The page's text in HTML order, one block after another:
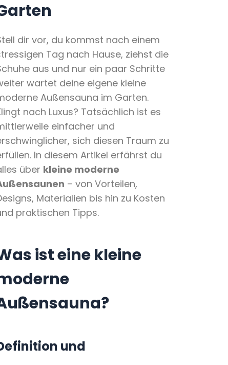
dir vor, du kommst nach einem
Tag nach Hause, ziehst die
aus und nur ein paar Schritte
wartet deine eigene kleine
Außensauna im Garten.
nach Luxus? Tatsächlich ist es
einfacher und
sich diesen Traum zu
In diesem Artikel erfährst du
über kleine moderne
– von Vorteilen,
Materialien bis hin zu Kosten
praktischen Tipps.
ist eine kleine
und